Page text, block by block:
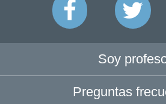
Soy
Preguntas